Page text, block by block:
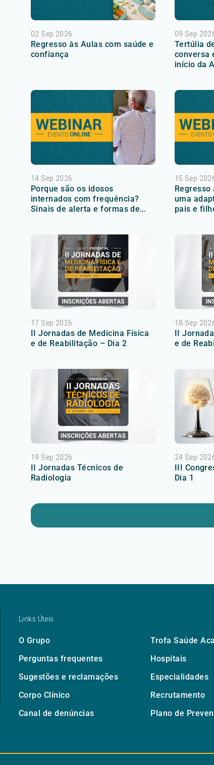
02 Sep 2026
Regresso às Aulas com saúde e
confiança
09 Sep
Tertúlia
conversa
início da
14 Sep 2026
Porque são os idosos
internados com frequência?
Sinais de alerta e formas de
15 Sep
uma
pais e
17 Sep 2026
II Jornadas de Medicina Física
e de Reabilitação – Dia 2
18 Sep
II
e de
19 Sep 2026
II Jornadas Técnicos de
Radiologia
24 Sep
III
Dia 1
Links Úteis
O Grupo Trofa Saúde
Perguntas frequentes
Hospitais
Sugestões e reclamações
Especialidades
Corpo Clínico
Recrutamento
Canal de denúncias
Plano de